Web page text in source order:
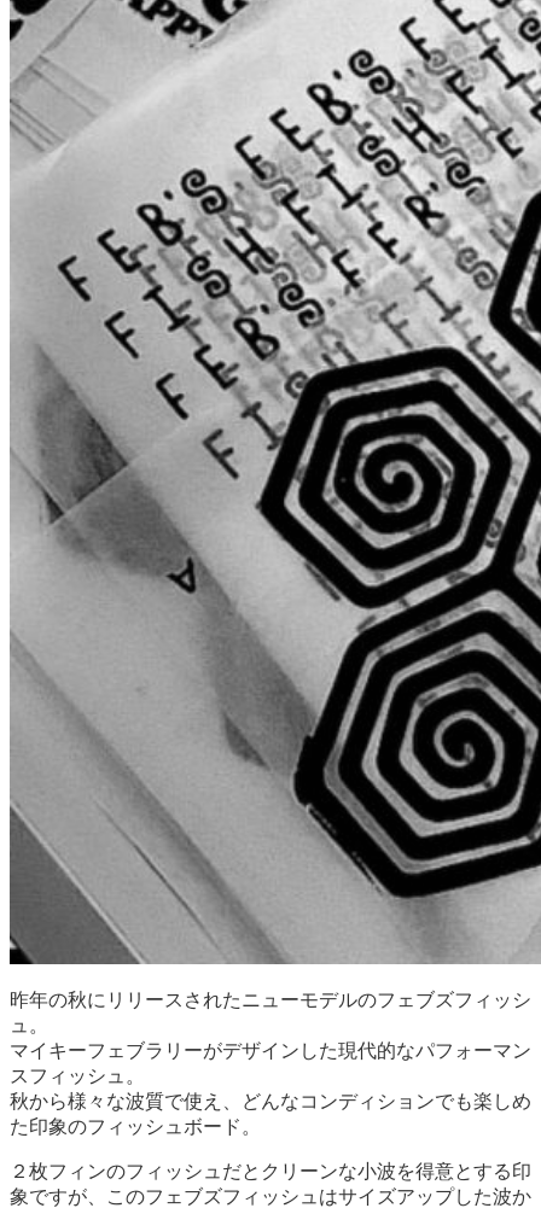
昨年の秋にリリースされたニューモデルのフェブズフィッシ
ュ。
マイキーフェブラリーがデザインした現代的なパフォーマン
スフィッシュ。
秋から様々な波質で使え、どんなコンディションでも楽しめ
た印象のフィッシュボード。
２枚フィンのフィッシュだとクリーンな小波を得意とする印
象ですが、このフェブズフィッシュはサイズアップした波か